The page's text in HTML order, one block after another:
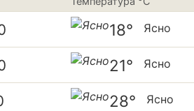
18° Ясно
21° Ясно
28° Ясно